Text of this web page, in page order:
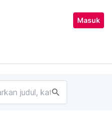
Masuk
search